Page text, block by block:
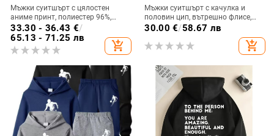
Мъжки суитшърт с цялостен
аниме принт, полиестер 96%,
250–300 г, пролетно‑есенен стил
33.30 - 36.43 €/
65.13 - 71.25 лв
add_shopping_cart
Мъжки суитшърт с качулка и
половин цип, вътрешно флисе,
дълги ръкави, едноцветен,
30.00 €/58.67 лв
add_shopping_cart